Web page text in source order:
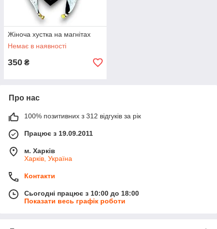
Жіноча хустка на магнітах
Немає в наявності
350 ₴
Про нас
100% позитивних з 312 відгуків за рік
Працює з 19.09.2011
м. Харків
Харків, Україна
Контакти
Сьогодні працює з 10:00 до 18:00
Показати весь графік роботи